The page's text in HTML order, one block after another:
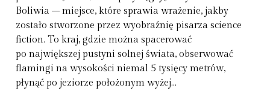
Boliwia – miejsce, które sprawia wrażenie, jakby
zostało stworzone przez wyobraźnię pisarza science
fiction. To kraj, gdzie można spacerować
po największej pustyni solnej świata, obserwować
flamingi na wysokości niemal 5 tysięcy metrów,
płynąć po jeziorze położonym wyżej...